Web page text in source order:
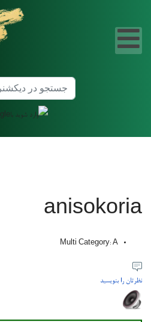
جستجو در دیکشنری دانمارکی و فارسی
anisokoria
Multi Category: A
نظرتان را بنویسید